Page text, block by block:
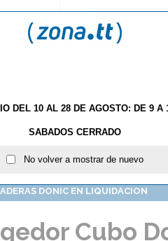
DONIC EN LIQUIDACION
Cubo
DEL 10 AL 28 DE AGOSTO: DE 9 A
SABADOS CERRADO
No volver a mostrar de nuevo